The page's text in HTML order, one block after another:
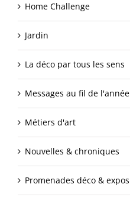
Home Challenge
Jardin
La déco par tous les sens
Messages au fil de l'année
Métiers d'art
Nouvelles & chroniques
Promenades déco & expos